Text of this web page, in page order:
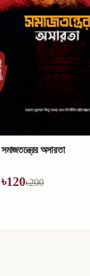
সমাজতন্ত্রের অসারতা
৳120৳200